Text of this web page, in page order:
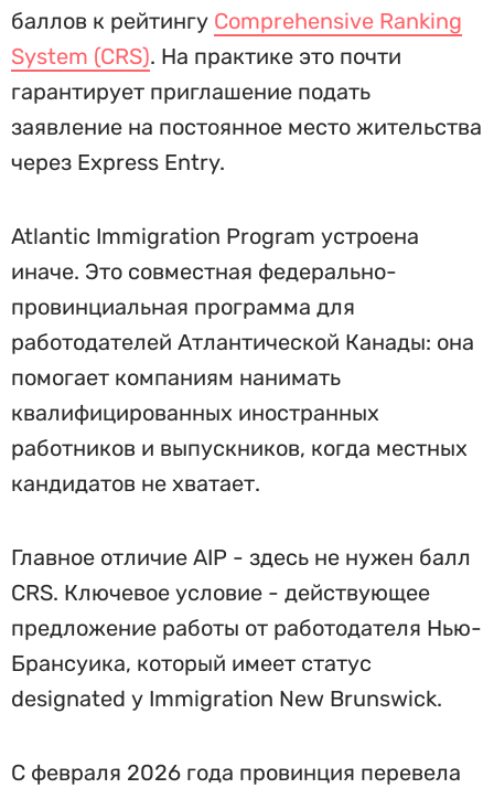
баллов к рейтингу Comprehensive Ranking
System (CRS). На практике это почти
гарантирует приглашение подать
заявление на постоянное место жительства
через Express Entry.
Atlantic Immigration Program устроена
иначе. Это совместная федерально-
провинциальная программа для
работодателей Атлантической Канады: она
помогает компаниям нанимать
квалифицированных иностранных
работников и выпускников, когда местных
кандидатов не хватает.
Главное отличие AIP - здесь не нужен балл
CRS. Ключевое условие - действующее
предложение работы от работодателя Нью-
Брансуика, который имеет статус
designated у Immigration New Brunswick.
С февраля 2026 года провинция перевела